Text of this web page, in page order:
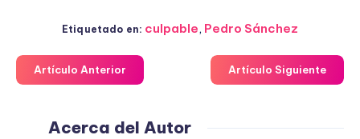
Etiquetado en: culpable, Pedro Sánchez
Artículo Anterior Artículo Siguiente
Acerca del Autor